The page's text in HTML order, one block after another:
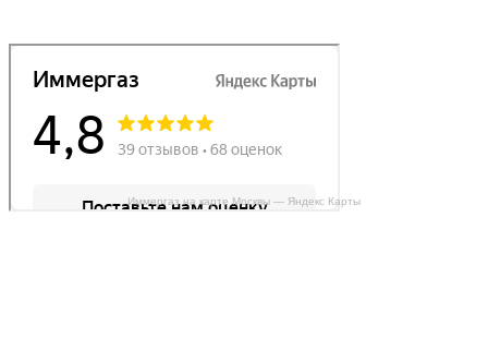
Иммергаз на карте Москвы — Яндекс Карты